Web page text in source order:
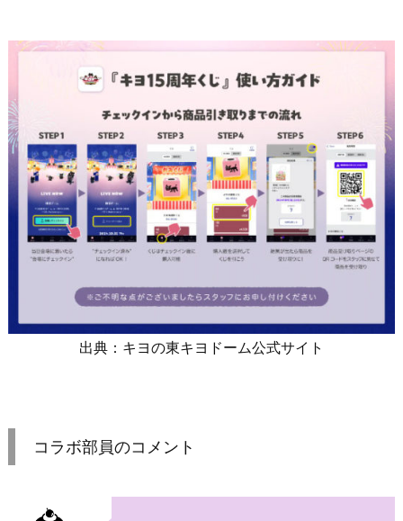
出典：キヨの東キヨドーム公式サイト
コラボ部員のコメント